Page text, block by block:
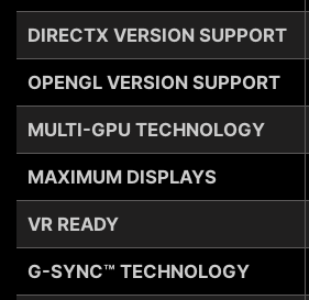
DIRECTX VERSION SUPPORT
OPENGL VERSION SUPPORT
MULTI-GPU TECHNOLOGY
MAXIMUM DISPLAYS
VR READY
G-SYNC™ TECHNOLOGY